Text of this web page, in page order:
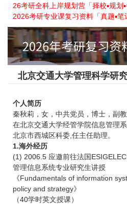
26考研全科上岸规划营「择校▪规划▪
2026考研专业课复习资料「真题▪笔
北京交通大学管理科学研
个人简历
秦秋莉，女，中共党员，博士，副
在北京交通大学经管学院信息管理
北京市西城区科委,任主任助理。
1.海外经历
(1) 2006.5 应邀前往法国
管理信息系统专业研究生讲授
《Fundamentals of information
policy and strategy》
（40学时英文授课）